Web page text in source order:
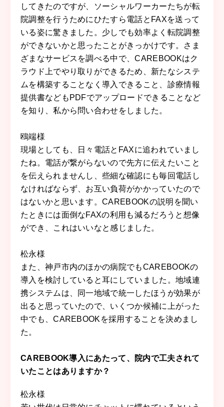
してきたのですが、ソーシャルワーカーたちが転
院調整を行うためにひたすら電話とFAXを送って
いる姿に驚きました。少しでも効率よく転院調整
ができないかと思ったことがきっかけです。さま
ざまなサービスを調べる中で、CAREBOOKはク
ラウド上でやり取りができるため、新たなシステ
ムを構築することなく導入できること、診療情報
提供書などもPDFでアップロードできることなど
を知り、私から問い合わせをしました。
鴎端様
現場としても、日々電話とFAXに追われていまし
たね。電話が繋がらないので先方に伝えたいこと
を伝えられませんし、些細な確認にも毎回電話し
なければならず、お互い負荷がかかっていたので
はないかと思います。CAREBOOKの説明を聞い
たときには面倒なFAXの利用も減るだろうと想像
ができ、これはいいなと感じました。
松永様
また、神戸市内のほかの病院でもCAREBOOKの
導入を検討していると耳にしていました。地域連
携システムは、同一地域で統一したほうが効果が
出ると思っていたので、いくつか候補に上がった
中でも、CAREBOOKを採用することを決めまし
た。
CAREBOOK導入にあたって、院内で工夫されて
いたことはありますか？
松永様